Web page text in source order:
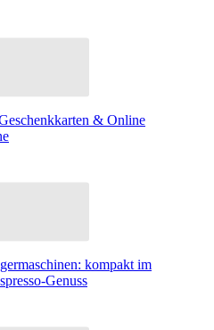
& Online
kompakt im
Genuss